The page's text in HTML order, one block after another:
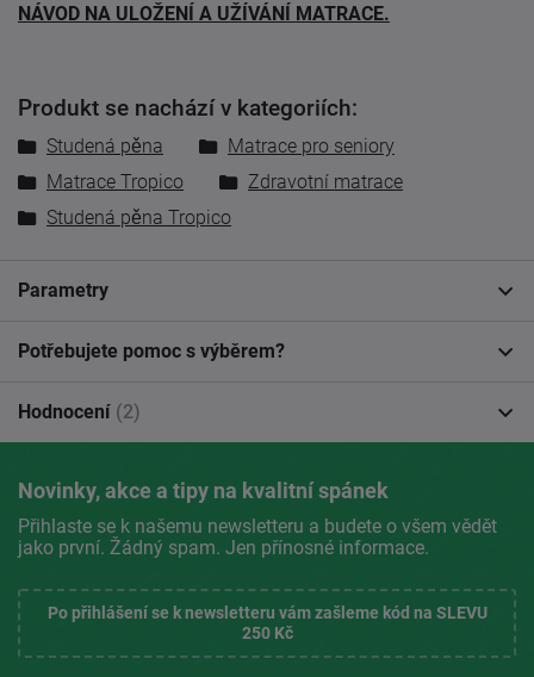
NÁVOD NA ULOŽENÍ A UŽÍVÁNÍ MATRACE.
Produkt se nachází v kategoriích:
Studená pěna
Matrace pro seniory
Matrace Tropico
Zdravotní matrace
Studená pěna Tropico
Parametry
Potřebujete pomoc s výběrem?
Hodnocení (2)
Novinky, akce a tipy na kvalitní spánek
Přihlaste se k našemu newsletteru a budete o všem vědět
jako první. Žádný spam. Jen přínosné informace.
Po přihlášení se k newsletteru vám zašleme kód na SLEVU
250 Kč